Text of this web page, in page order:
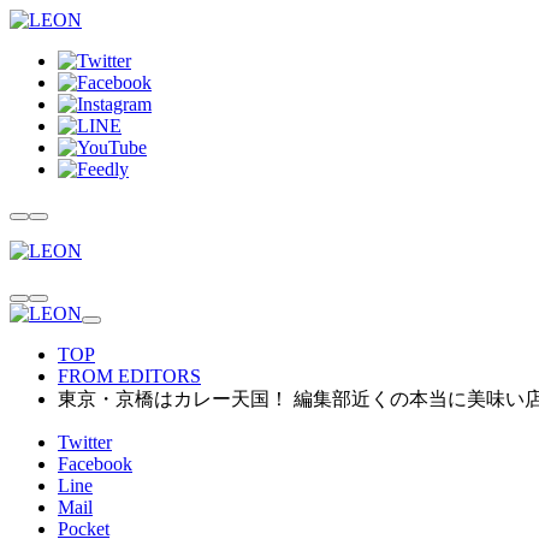
TOP
FROM EDITORS
東京・京橋はカレー天国！ 編集部近くの本当に美味い
Twitter
Facebook
Line
Mail
Pocket